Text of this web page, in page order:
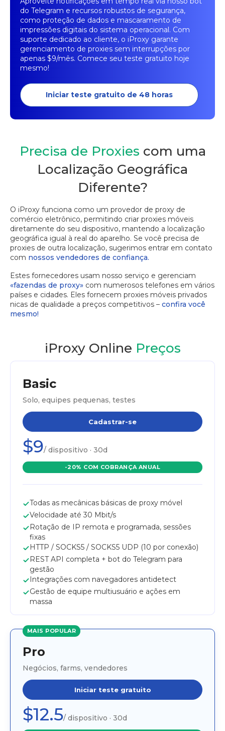
do Telegram e recursos robustos de segurança,
como proteção de dados e mascaramento de
impressões digitais do sistema operacional. Com
suporte dedicado ao cliente, o iProxy garante
gerenciamento de proxies sem interrupções por
apenas $9/mês. Comece seu teste gratuito hoje
mesmo!
Iniciar teste gratuito de 48 horas
Precisa de Proxies com uma
Localização Geográfica
Diferente?
O iProxy funciona como um provedor de proxy de
comércio eletrônico, permitindo criar proxies móveis
diretamente do seu dispositivo, mantendo a localização
geográfica igual à real do aparelho. Se você precisa de
proxies de outra localização, sugerimos entrar em contato
com nossos vendedores de confiança.
Estes fornecedores usam nosso serviço e gerenciam
«fazendas de proxy» com numerosos telefones em vários
países e cidades. Eles fornecem proxies móveis privados
nicas de qualidade a preços competitivos – confira você
mesmo!
iProxy Online Preços
Basic
Solo, equipes pequenas, testes
Cadastrar-se
$9/ dispositivo · 30d
-20% COM COBRANÇA ANUAL
Todas as mecânicas básicas de proxy móvel
Velocidade até 30 Mbit/s
Rotação de IP remota e programada, sessões
fixas
HTTP / SOCKS5 / SOCKS5 UDP (10 por conexão)
REST API completa + bot do Telegram para
gestão
Integrações com navegadores antidetect
Gestão de equipe multiusuário e ações em
massa
MAIS POPULAR
Pro
Negócios, farms, vendedores
Iniciar teste gratuito
$12.5/ dispositivo · 30d